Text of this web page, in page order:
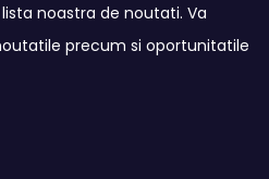
noastra de noutati. Va
precum si oportunitatile